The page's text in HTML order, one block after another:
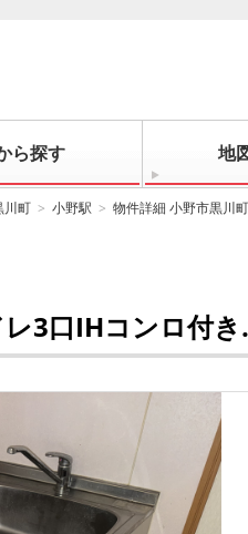
ら探す 地
川町 小野駅 物件詳細 小野市黒川
3口IHコンロ付き